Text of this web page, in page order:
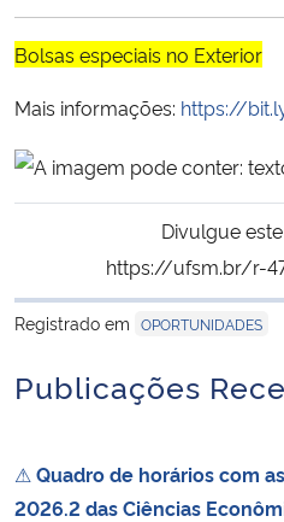
Ministério da Cidadania
Ministério de Minas e Energia
Ministério do Meio Ambiente
Ministério do Turismo
Ministério do Desenvolvimento Regional
Controladoria-Geral da União
Bolsas especiais no Exterior
Mais informações: https://
Divulgue
https://ufsm.br/r-
Registrado em OPORTUNIDADES
Publicações
⚠ Quadro de horários com
2026.2 das Ciências